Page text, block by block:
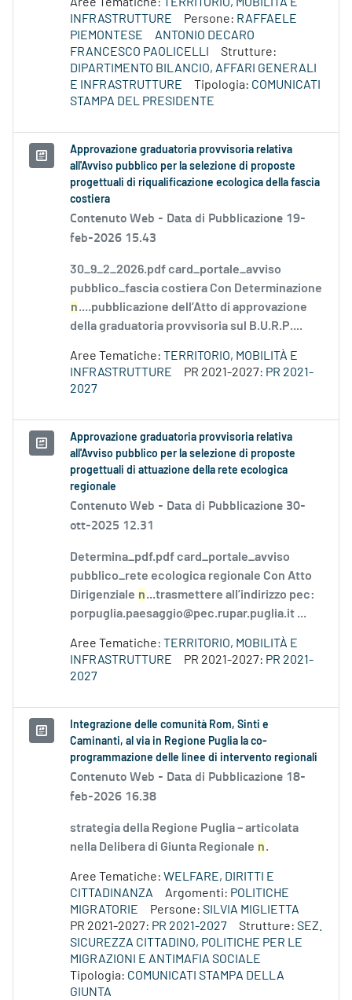
Aree Tematiche:
TERRITORIO, MOBILITÀ E
INFRASTRUTTURE
Persone: RAFFAELE
PIEMONTESE
ANTONIO DECARO
FRANCESCO PAOLICELLI
Strutture:
DIPARTIMENTO BILANCIO, AFFARI GENERALI
E INFRASTRUTTURE
Tipologia: COMUNICATI
STAMPA DEL PRESIDENTE
Approvazione graduatoria provvisoria relativa
all'Avviso pubblico per la selezione di proposte
progettuali di riqualificazione ecologica della fascia
costiera
Contenuto Web - Data di Pubblicazione 19-
feb-2026 15.43
30_9_2_2026.pdf card_portale_avviso
pubblico_fascia costiera Con Determinazione
n....pubblicazione dell’Atto di approvazione
della graduatoria provvisoria sul B.U.R.P....
Aree Tematiche: TERRITORIO, MOBILITÀ E
INFRASTRUTTURE
PR 2021-2027: PR 2021-
2027
Approvazione graduatoria provvisoria relativa
all'Avviso pubblico per la selezione di proposte
progettuali di attuazione della rete ecologica
regionale
Contenuto Web - Data di Pubblicazione 30-
ott-2025 12.31
Determina_pdf.pdf card_portale_avviso
pubblico_rete ecologica regionale Con Atto
Dirigenziale n...trasmettere all’indirizzo pec:
porpuglia.paesaggio@pec.rupar.puglia.it ...
Aree Tematiche: TERRITORIO, MOBILITÀ E
INFRASTRUTTURE
PR 2021-2027: PR 2021-
2027
Integrazione delle comunità Rom, Sinti e
Caminanti, al via in Regione Puglia la co-
programmazione delle linee di intervento regionali
Contenuto Web - Data di Pubblicazione 18-
feb-2026 16.38
strategia della Regione Puglia – articolata
nella Delibera di Giunta Regionale n.
Aree Tematiche: WELFARE, DIRITTI E
CITTADINANZA
Argomenti: POLITICHE
MIGRATORIE
Persone: SILVIA MIGLIETTA
PR 2021-2027: PR 2021-2027 Strutture: SEZ.
SICUREZZA CITTADINO, POLITICHE PER LE
MIGRAZIONI E ANTIMAFIA SOCIALE
Tipologia: COMUNICATI STAMPA DELLA
GIUNTA